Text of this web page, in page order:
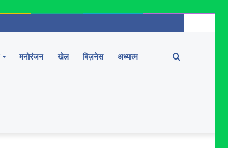
मनोरंजन खेल बिज़नेस अध्यात्म Search